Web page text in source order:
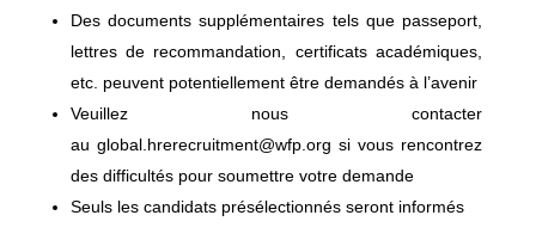
Des documents supplémentaires tels que passeport,
lettres de recommandation, certificats académiques,
etc. peuvent potentiellement être demandés à l’avenir
Veuillez nous contacter
au global.hrerecruitment@wfp.org si vous rencontrez
des difficultés pour soumettre votre demande
Seuls les candidats présélectionnés seront informés